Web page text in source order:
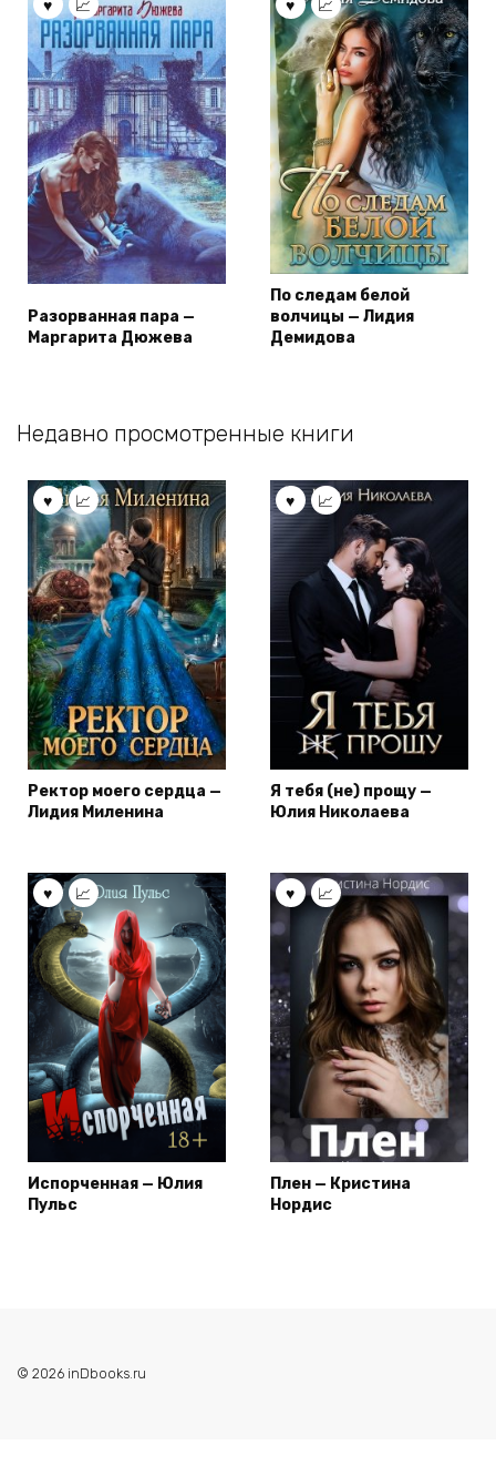
Разорванная пара —
Маргарита Дюжева
По следам белой
волчицы — Лидия
Демидова
Недавно просмотренные книги
Ректор моего сердца —
Лидия Миленина
Я тебя (не) прощу —
Юлия Николаева
Испорченная — Юлия
Пульс
Плен — Кристина
Нордис
© 2026 inDbooks.ru